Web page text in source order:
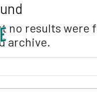
no results were
archive.